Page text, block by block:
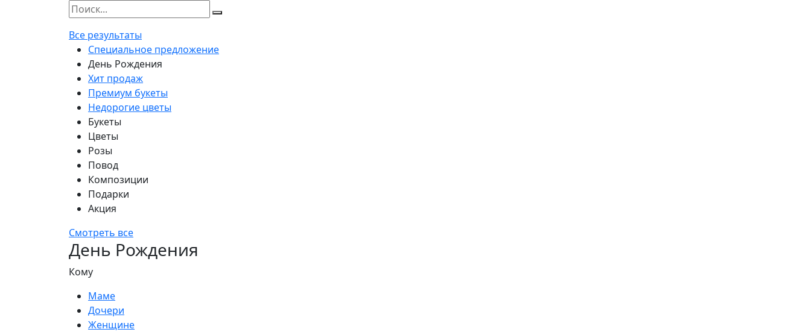
Все результаты
Специальное предложение
День Рождения
Хит продаж
Премиум букеты
Недорогие цветы
Букеты
Цветы
Розы
Повод
Композиции
Подарки
Акция
Смотреть все
День Рождения
Кому
Маме
Дочери
Женщине